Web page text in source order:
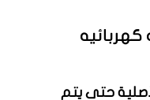
كهربائيه
حتى يتم